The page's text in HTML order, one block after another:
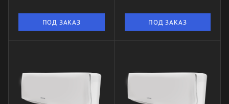
ПОД ЗАКАЗ ПОД ЗАКАЗ